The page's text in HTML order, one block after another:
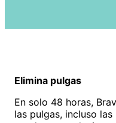
Elimina pulgas
En solo 48 horas,
las pulgas, incluso